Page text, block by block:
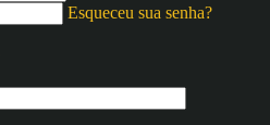
Esqueceu sua senha?